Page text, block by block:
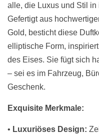
alle, die Luxus und Stil
Gefertigt aus
Gold, besticht diese
elliptische Form,
des Eises. Sie fügt sich
– sei es im Fahrzeug,
Geschenk.
Exquisite Merkmale:
• Luxuriöses Design: